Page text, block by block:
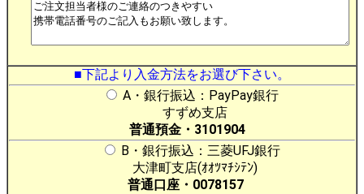
■下記より入金方法をお選び下さい。
A・銀行振込：PayPay銀行
すずめ支店
普通預金・3101904
B・銀行振込：三菱UFJ銀行
大津町支店(ｵｵﾂﾏﾁｼﾃﾝ)
普通口座・0078157